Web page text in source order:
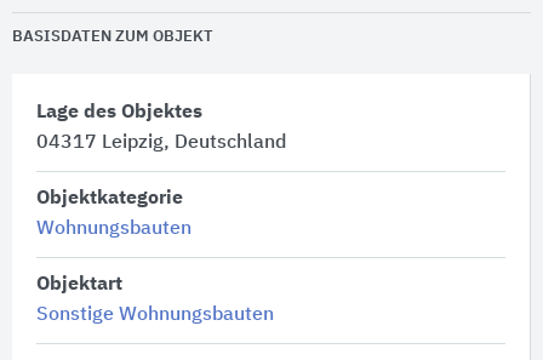
BASISDATEN ZUM OBJEKT
Lage des Objektes
04317 Leipzig, Deutschland
Objektkategorie
Wohnungsbauten
Objektart
Sonstige Wohnungsbauten